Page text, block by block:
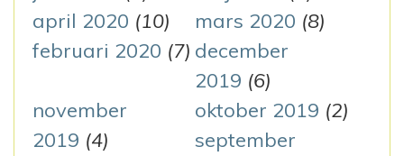
april 2020 (10) mars 2020 (8)
februari 2020 (7) december
2019 (6)
november
2019 (4)
oktober 2019 (2)
september